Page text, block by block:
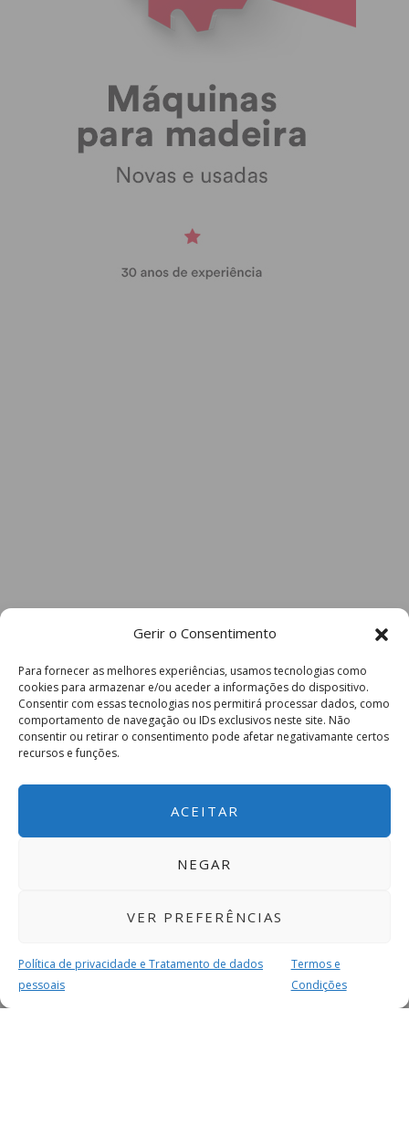
Gerir o Consentimento
Para fornecer as melhores experiências, usamos tecnologias como
cookies para armazenar e/ou aceder a informações do dispositivo.
Consentir com essas tecnologias nos permitirá processar dados, como
comportamento de navegação ou IDs exclusivos neste site. Não
consentir ou retirar o consentimento pode afetar negativamante certos
recursos e funções.
ACEITAR
NEGAR
VER PREFERÊNCIAS
Política de privacidade e Tratamento de dados
pessoais
Termos e
Condições